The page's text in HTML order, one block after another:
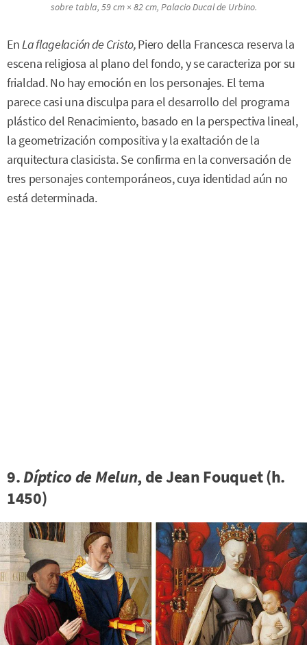
sobre tabla, 59 cm × 82 cm, Palacio Ducal de Urbino.
EnLa flagelación de Cristo,Piero della Francesca reserva la
escena religiosa al plano del fondo, y se caracteriza por su
frialdad. No hay emoción en los personajes. El tema
parece casi una disculpa para el desarrollo del programa
plástico del Renacimiento, basado en la perspectiva lineal,
la geometrización compositiva y la exaltación de la
arquitectura clasicista. Se confirma en la conversación de
tres personajes contemporáneos, cuya identidad aún no
está determinada.
9.Díptico de Melun, de Jean Fouquet (h.
1450)